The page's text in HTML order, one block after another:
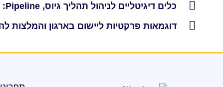
כלים דיגיטליים לניהול תהליך גיוס, Pipeline: מעקב, תיעוד ומדידה
דוגמאות פרקטיות ליישום בארגון והמלצות